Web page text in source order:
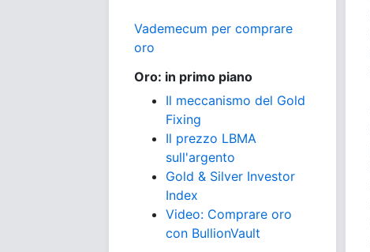
Vademecum per comprare
oro
Oro: in primo piano
Il meccanismo del Gold
Fixing
Il prezzo LBMA
sull'argento
Gold & Silver Investor
Index
Video: Comprare oro
con BullionVault